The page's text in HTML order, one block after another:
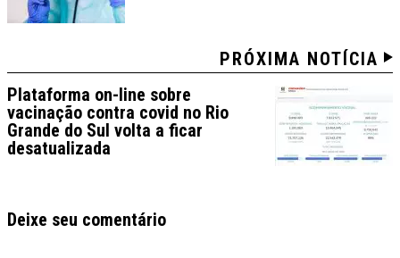
PRÓXIMA NOTÍCIA
Plataforma on-line sobre
vacinação contra covid no Rio
Grande do Sul volta a ficar
desatualizada
Deixe seu comentário